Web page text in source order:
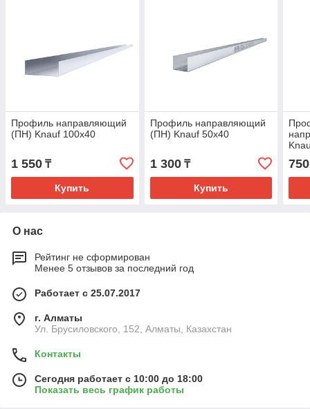
Профиль направляющий
(ПН) Knauf 100х40
1 550 ₸
Купить
Профиль направляющий
(ПН) Knauf 50х40
1 300₸
Купить
750
О нас
Рейтинг не сформирован
Менее 5 отзывов за последний год
Работает с 25.07.2017
г. Алматы
Ул. Брусиловского, 152, Алматы, Казахстан
Контакты
Сегодня работает с 10:00 до 18:00
Показать весь график работы